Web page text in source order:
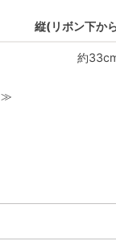
縦(リボン下か
約
≫